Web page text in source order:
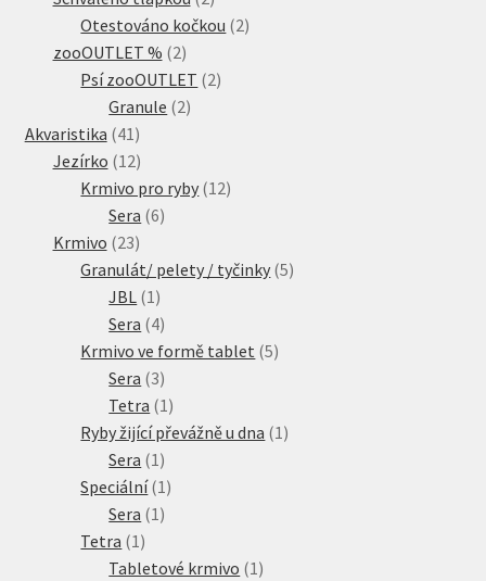
produkty
Otestováno kočkou 22
zooOUTLET % 22
produkty
Psí zooOUTLET 22
Granule 22
Akvaristika 41 41
produktů
Jezírko 1212
produktů
Krmivo pro ryby 1212
Sera 66
Krmivo 2323
produktů
Granulát/ pelety / tyčinky 55
JBL 1 1
produkt
Sera 44
produkty
Krmivo ve formě tablet 55
Sera 33
produkty
Tetra 1 1
produkt
Ryby žijící převážně u dna 1 1
Sera 1 1
produkt
Speciální 1 1
Sera 1 1
Tetra 1 1
produkt
Tabletové krmivo 1 1